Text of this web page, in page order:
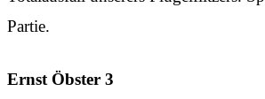
Partie.
Ernst Öbster 3